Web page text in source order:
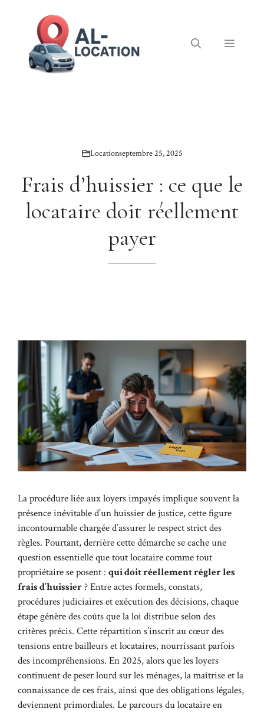
Menu
Locationseptembre 25, 2025
Frais d’huissier : ce que le
locataire doit réellement
payer
La procédure liée aux loyers impayés implique souvent la
présence inévitable d’un huissier de justice, cette figure
incontournable chargée d’assurer le respect strict des
règles. Pourtant, derrière cette démarche se cache une
question essentielle que tout locataire comme tout
propriétaire se posent : qui doit réellement régler les
frais d’huissier ? Entre actes formels, constats,
procédures judiciaires et exécution des décisions, chaque
étape génère des coûts que la loi distribue selon des
critères précis. Cette répartition s’inscrit au cœur des
tensions entre bailleurs et locataires, nourrissant parfois
des incompréhensions. En 2025, alors que les loyers
continuent de peser lourd sur les ménages, la maîtrise et la
connaissance de ces frais, ainsi que des obligations légales,
deviennent primordiales. Le parcours du locataire en